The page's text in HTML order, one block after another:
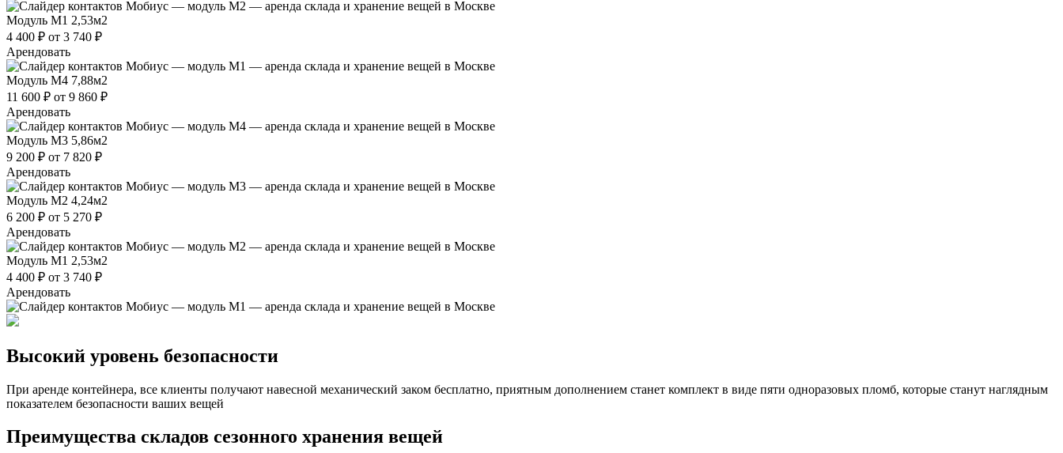
Модуль М1 2,53м2
4 400 ₽ от 3 740 ₽
Арендовать
Модуль М4 7,88м2
11 600 ₽ от 9 860 ₽
Арендовать
Модуль М3 5,86м2
9 200 ₽ от 7 820 ₽
Арендовать
Модуль М2 4,24м2
6 200 ₽ от 5 270 ₽
Арендовать
Модуль М1 2,53м2
4 400 ₽ от 3 740 ₽
Арендовать
Высокий уровень безопасности
При аренде контейнера, все клиенты получают навесной механический заком бесплатно, приятным дополнением станет комплект в виде пяти одноразовых пломб, которые станут наглядным
показателем безопасности ваших вещей
Преимущества складов сезонного хранения вещей